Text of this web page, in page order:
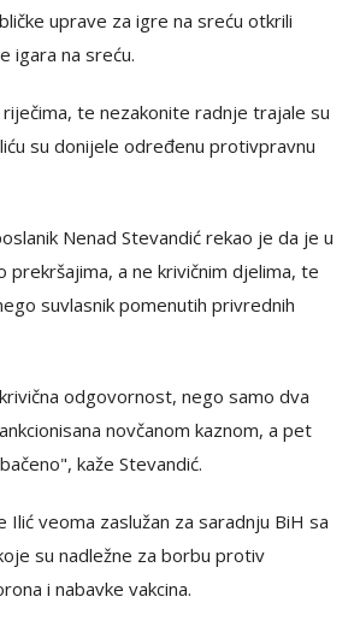
uprave za igre na sreću otkrili
igara na sreću.
te nezakonite radnje trajale su
su donijele određenu protivpravnu
Nenad Stevandić rekao je da je u
prekršajima, a ne krivičnim djelima, te
suvlasnik pomenutih privrednih
odgovornost, nego samo dva
novčanom kaznom, a pet
kaže Stevandić.
Ilić veoma zaslužan za saradnju BiH sa
su nadležne za borbu protiv
i nabavke vakcina.